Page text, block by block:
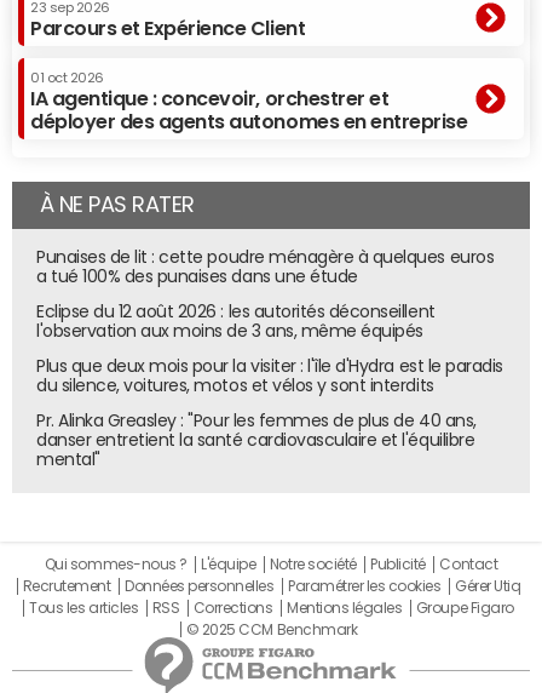
23 sep 2026
Parcours et Expérience Client
01 oct 2026
IA agentique : concevoir, orchestrer et
déployer des agents autonomes en entreprise
À NE PAS RATER
Punaises de lit : cette poudre ménagère à quelques euros
a tué 100% des punaises dans une étude
Eclipse du 12 août 2026 : les autorités déconseillent
l'observation aux moins de 3 ans, même équipés
Plus que deux mois pour la visiter : l'île d'Hydra est le paradis
du silence, voitures, motos et vélos y sont interdits
Pr. Alinka Greasley : "Pour les femmes de plus de 40 ans,
danser entretient la santé cardiovasculaire et l'équilibre
mental"
Qui sommes-nous ? L'équipe Notre société Publicité
Contact
Recrutement
Données personnelles Paramétrer les cookies
Gérer Utiq
Tous les articles
RSS Corrections Mentions légales
Groupe Figaro
© 2025 CCM Benchmark